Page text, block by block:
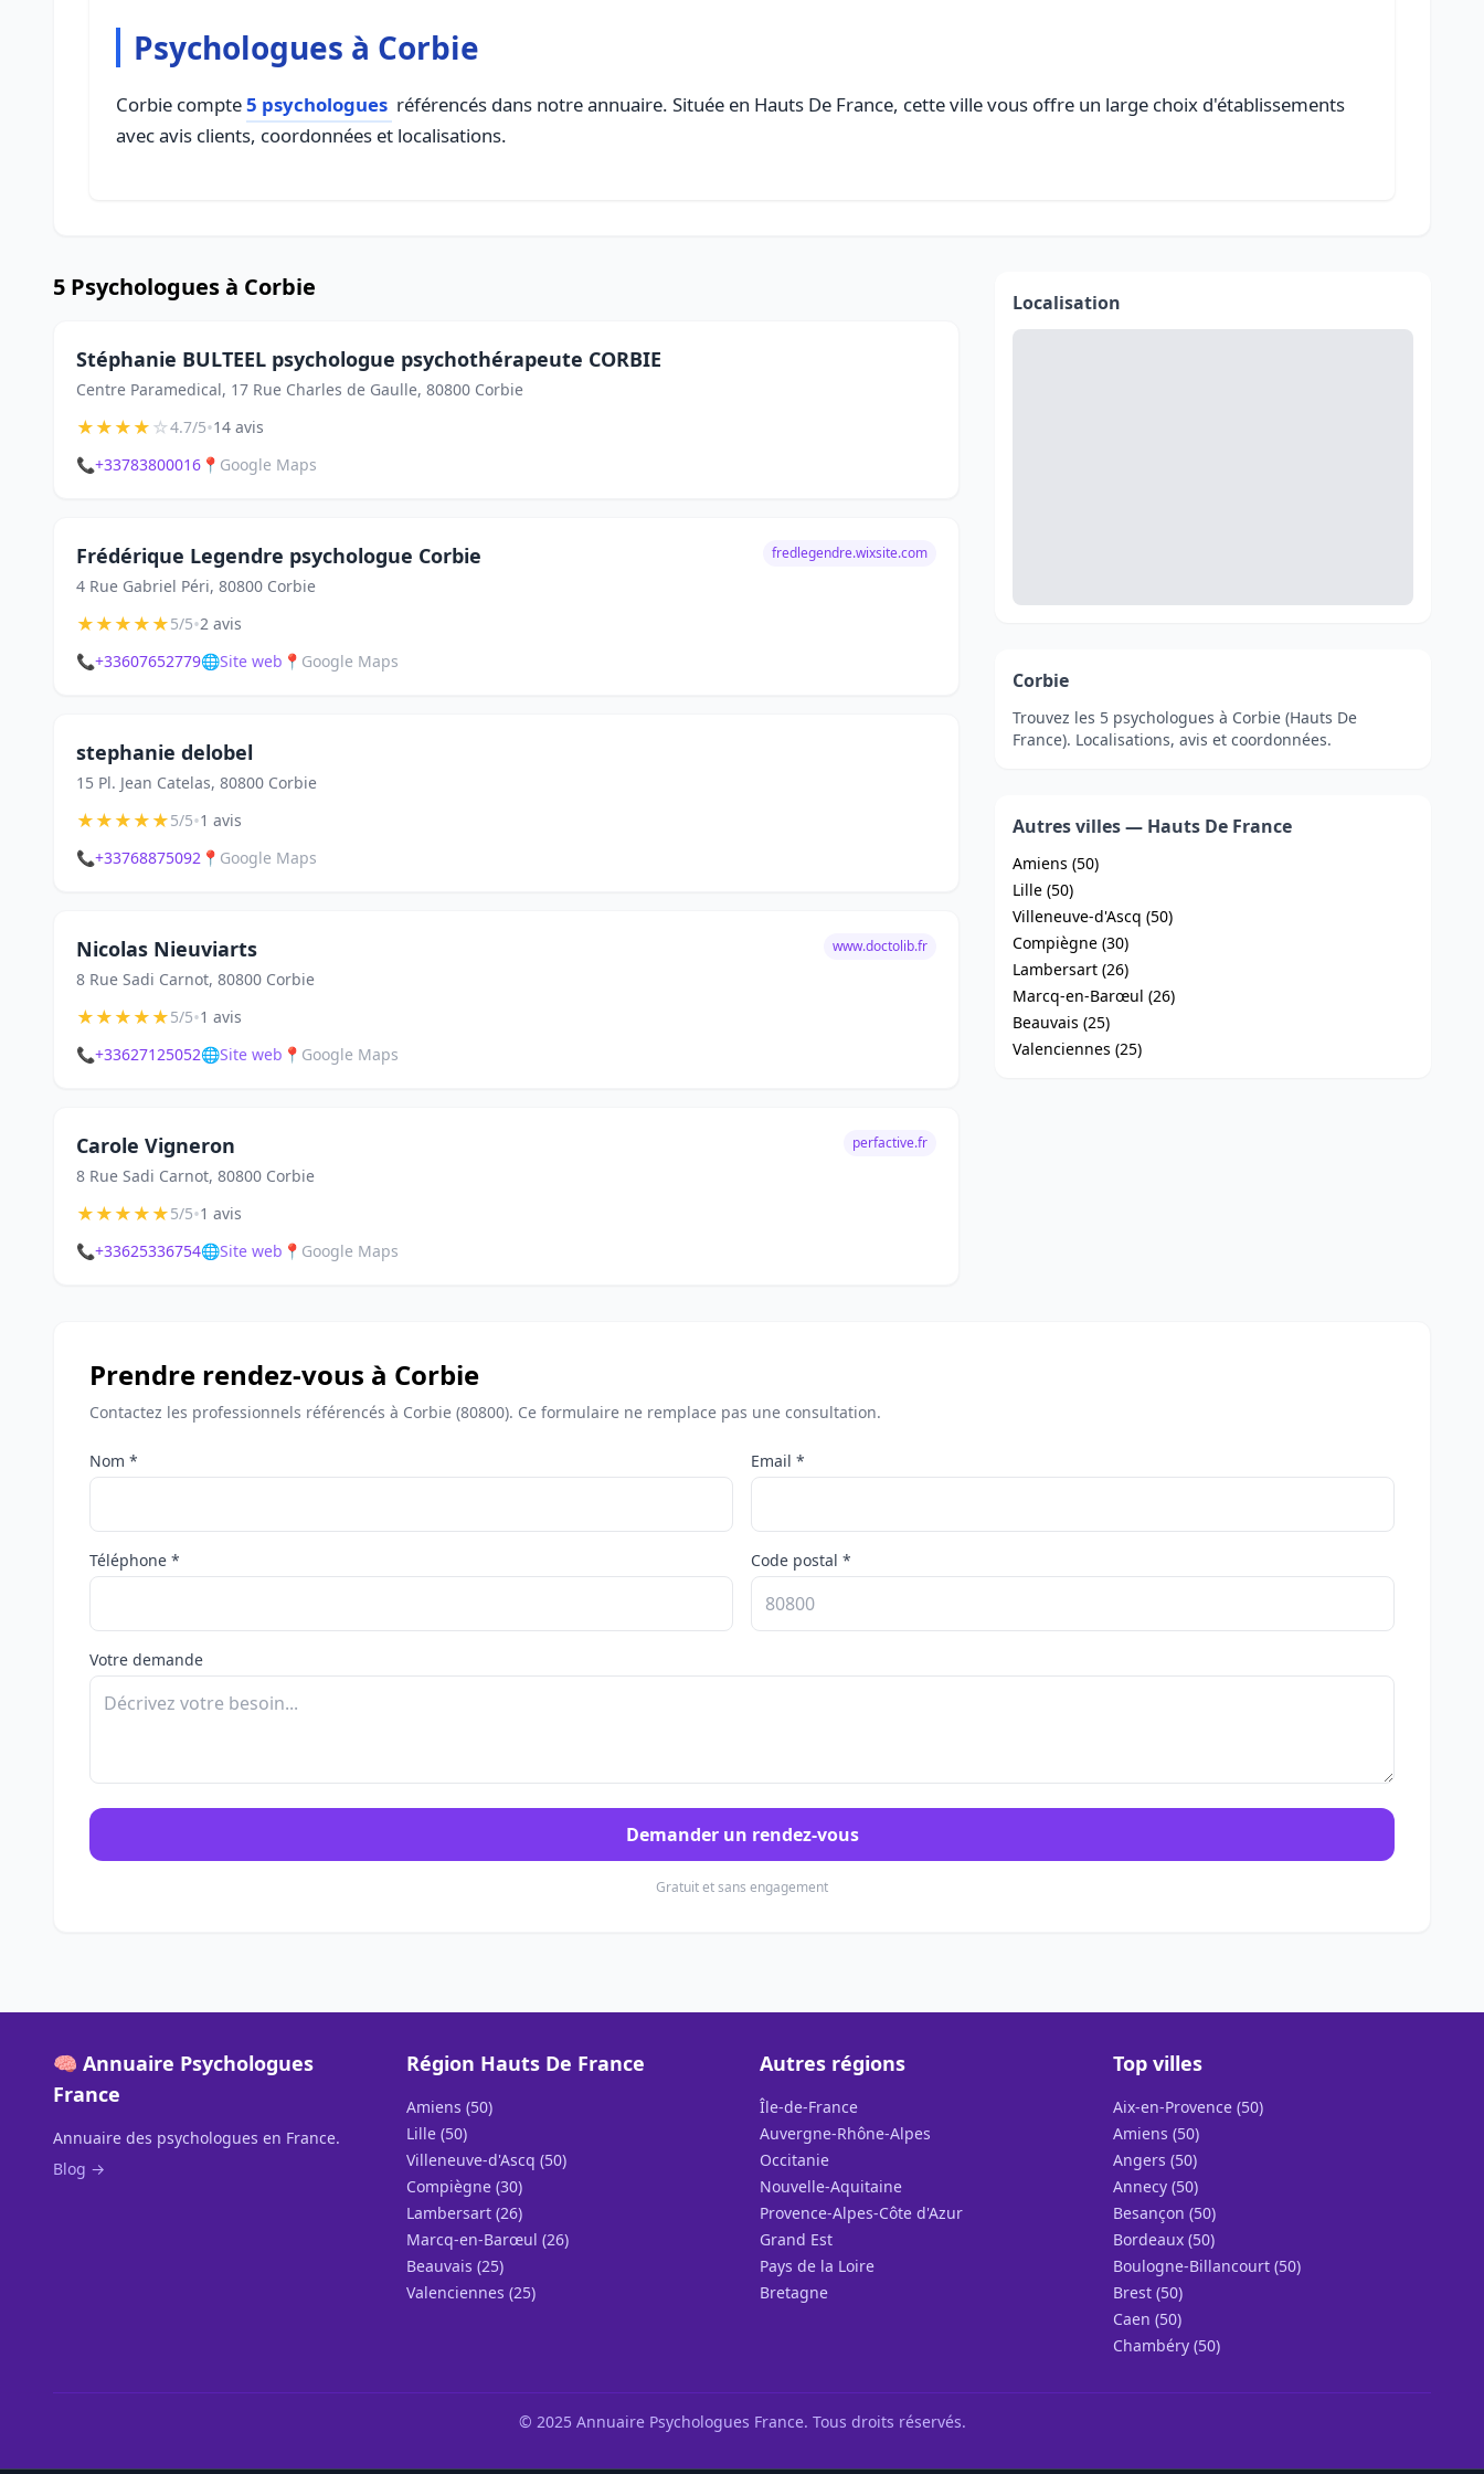
Psychologues à Corbie
Corbie compte5 psychologues référencés dans notre annuaire. Située en Hauts De France, cette ville vous offre un large choix d'établissements
avec avis clients, coordonnées et localisations.
5 Psychologues à Corbie
Stéphanie BULTEEL psychologue psychothérapeute CORBIE
Centre Paramedical, 17 Rue Charles de Gaulle, 80800 Corbie
★★★★☆4.7/5•14 avis
📞+33783800016 📍 Google Maps
Frédérique Legendre psychologue Corbie
4 Rue Gabriel Péri, 80800 Corbie
fredlegendre.wixsite.com
★★★★★5/5•2 avis
📞+33607652779🌐Site web 📍 Google Maps
stephanie delobel
15 Pl. Jean Catelas, 80800 Corbie
★★★★★5/5•1 avis
📞+33768875092 📍 Google Maps
Nicolas Nieuviarts
8 Rue Sadi Carnot, 80800 Corbie
www.doctolib.fr
★★★★★5/5•1 avis
📞+33627125052🌐Site web 📍 Google Maps
Carole Vigneron
8 Rue Sadi Carnot, 80800 Corbie
perfactive.fr
★★★★★5/5•1 avis
📞+33625336754🌐Site web 📍 Google Maps
Localisation
Corbie
Trouvez les 5 psychologues à Corbie (Hauts De
France). Localisations, avis et coordonnées.
Autres villes — Hauts De France
Amiens (50)
Lille (50)
Villeneuve-d'Ascq (50)
Compiègne (30)
Lambersart (26)
Marcq-en-Barœul (26)
Beauvais (25)
Valenciennes (25)
Prendre rendez-vous à Corbie
Contactez les professionnels référencés à Corbie (80800). Ce formulaire ne remplace pas une consultation.
Nom * Email *
Téléphone * Code postal *
Votre demande
Demander un rendez-vous
Gratuit et sans engagement
🧠 Annuaire Psychologues
France
Annuaire des psychologues en France.
Blog →
Région Hauts De France
Amiens (50)
Lille (50)
Villeneuve-d'Ascq (50)
Compiègne (30)
Lambersart (26)
Marcq-en-Barœul (26)
Beauvais (25)
Valenciennes (25)
Autres régions
Île-de-France
Auvergne-Rhône-Alpes
Occitanie
Nouvelle-Aquitaine
Provence-Alpes-Côte d'Azur
Grand Est
Pays de la Loire
Bretagne
Top villes
Aix-en-Provence (50)
Amiens (50)
Angers (50)
Annecy (50)
Besançon (50)
Bordeaux (50)
Boulogne-Billancourt (50)
Brest (50)
Caen (50)
Chambéry (50)
© 2025 Annuaire Psychologues France. Tous droits réservés.